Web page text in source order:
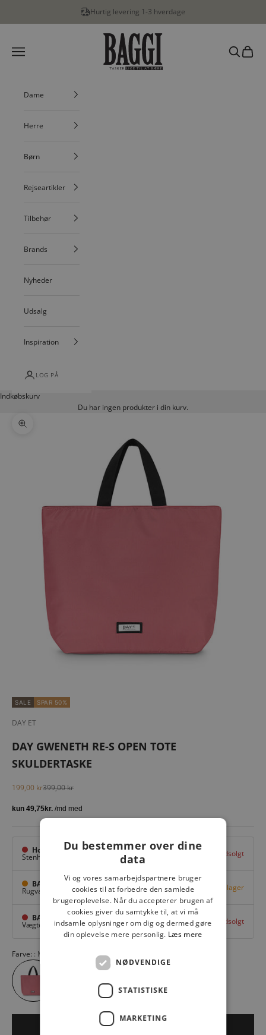
Hurtig levering 1-3 hverdage
BAGGI
Menu
Søg
Dame
Herre
Børn
Rejseartikler
Tilbehør
Brands
Nyheder
Udsalg
Inspiration
LOG PÅ
Indkøbskurv
Du har ingen produkter i din kurv.
Zoom
SALE SPAR 50%
DAY ET
DAY GWENETH RE-S OPEN TOTE
SKULDERTASKE
Salgspris
199,00 krNormalpris
399,00 kr
Hovedlager
Stenhuggervej 10, Udsolgt
BAGGI Tarup Center
Rugvang 36, Odense NV Få på lager
BAGGI Nyborg
Vægtergade 1, Nyborg Udsolgt
Farve: MAUVEWOOD 03097
LÆG I KURV
Du bestemmer over dine
data
Vi og vores samarbejdspartnere bruger
cookies til at forbedre den samlede
brugeroplevelse. Når du accepterer brugen af
cookies giver du samtykke til, at vi må
indsamle oplysninger om dig og dermed gøre
din oplevelse mere personlig. Læs mere
NØDVENDIGE
STATISTISKE
MARKETING